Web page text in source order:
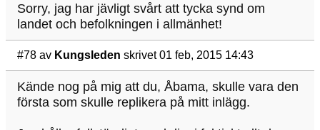
Sorry, jag har jävligt svårt att tycka synd om
landet och befolkningen i allmänhet!
#78 av Kungsleden skrivet 01 feb, 2015 14:43
Kände nog på mig att du, Åbama, skulle vara den
första som skulle replikera på mitt inlägg.